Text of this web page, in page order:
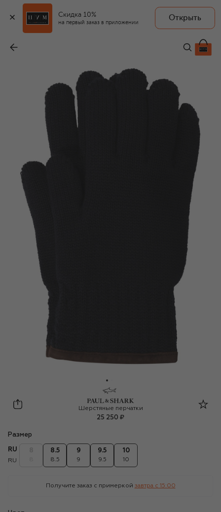
Скидка 10%
на первый заказ в приложении
Открыть
25 250 ₽
Paul&Shark
Шерстяные перчатки
25 250 ₽
Размер
RU
RU
8.5
8.5
9
9
9.5
9.5
10
10
Получите заказ с примеркой завтра c 15:00